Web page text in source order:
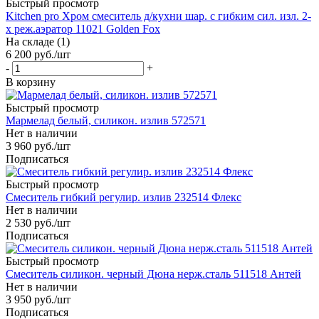
Быстрый просмотр
Kitchen pro Хром смеситель д/кухни шар. с гибким сил. изл. 2-
х реж.аэратор 11021 Golden Fox
На складе (1)
6 200 руб./шт
-
+
В корзину
Быстрый просмотр
Мармелад белый, силикон. излив 572571
Нет в наличии
3 960 руб./шт
Подписаться
Быстрый просмотр
Смеситель гибкий регулир. излив 232514 Флекс
Нет в наличии
2 530 руб./шт
Подписаться
Быстрый просмотр
Смеситель силикон. черный Дюна нерж.сталь 511518 Антей
Нет в наличии
3 950 руб./шт
Подписаться